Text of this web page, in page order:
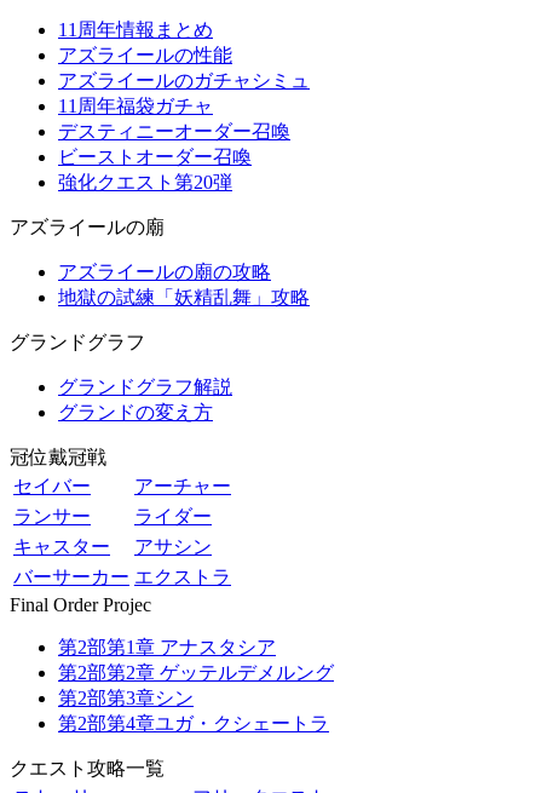
11周年情報まとめ
アズライールの性能
アズライールのガチャシミュ
11周年福袋ガチャ
デスティニーオーダー召喚
ビーストオーダー召喚
強化クエスト第20弾
アズライールの廟
アズライールの廟の攻略
地獄の試練「妖精乱舞」攻略
グランドグラフ
グランドグラフ解説
グランドの変え方
冠位戴冠戦
セイバー
アーチャー
ランサー
ライダー
キャスター
アサシン
バーサーカー エクストラ
Final Order Projec
第2部第1章 アナスタシア
第2部第2章 ゲッテルデメルング
第2部第3章シン
第2部第4章ユガ・クシェートラ
クエスト攻略一覧